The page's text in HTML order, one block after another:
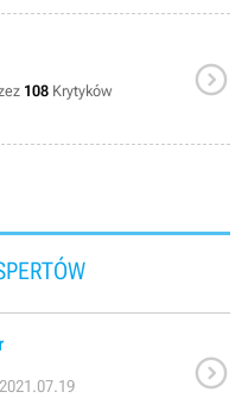
108 Krytyków

2021.07.19 